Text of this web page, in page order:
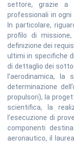
settore, grazie a
professionali in ogni
In particolare,
profilo di
definizione dei
ultimi in specifiche
di dettaglio dei
l’aerodinamica,
determinazione
propulsori), la
scientifica, la
l’esecuzione di
componenti
aeronautico, il